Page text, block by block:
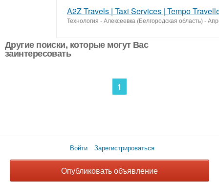
A2Z Travels | Taxi Services | Tempo
Технология -Алексеевка (Белгородская область) -
Другие поиски, которые могут Вас
заинтересовать
1
Войти Зарегистрироваться
Опубликовать объявление